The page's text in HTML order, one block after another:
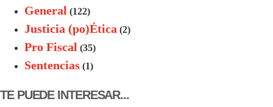
General (122)
Justicia (po)Ética (2)
Pro Fiscal (35)
Sentencias (1)
TE PUEDE INTERESAR...